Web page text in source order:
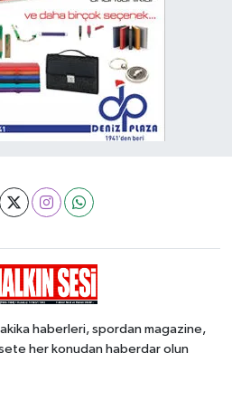
haberleri, spordan magazine,
her konudan haberdar olun